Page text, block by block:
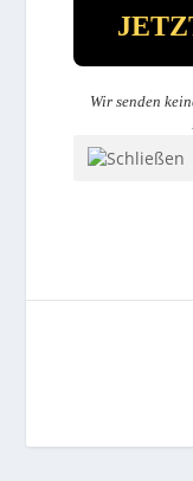
Wir senden